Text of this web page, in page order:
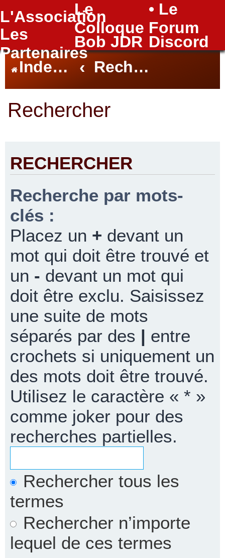
L'Association
Le
Colloque
• Le
Forum
Les
Partenaires
Bob JDR Discord
FAQ
Index du forum Rechercher
Rechercher
RECHERCHER
Recherche par mots-
clés :
Placez un + devant un
mot qui doit être trouvé et
un - devant un mot qui
doit être exclu. Saisissez
une suite de mots
séparés par des | entre
crochets si uniquement un
des mots doit être trouvé.
Utilisez le caractère « * »
comme joker pour des
recherches partielles.
Rechercher tous les
termes
Rechercher n’importe
lequel de ces termes